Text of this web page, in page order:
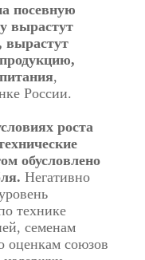
посевную
вырастут
вырастут
,
России.
роста
обусловлено
Негативно
технике
семенам
оценкам союзов